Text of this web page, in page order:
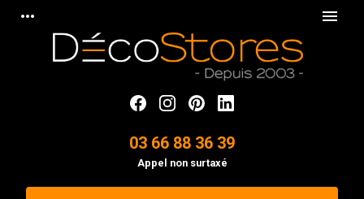
more_horiz menu
03 66 88 36 39
Appel non surtaxé